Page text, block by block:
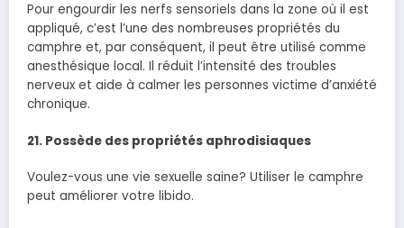
Pour engourdir les nerfs sensoriels dans la zone où il est
appliqué, c’est l’une des nombreuses propriétés du
camphre et, par conséquent, il peut être utilisé comme
anesthésique local. Il réduit l’intensité des troubles
nerveux et aide à calmer les personnes victime d’anxiété
chronique.
21. Possède des propriétés aphrodisiaques
Voulez-vous une vie sexuelle saine? Utiliser le camphre
peut améliorer votre libido.